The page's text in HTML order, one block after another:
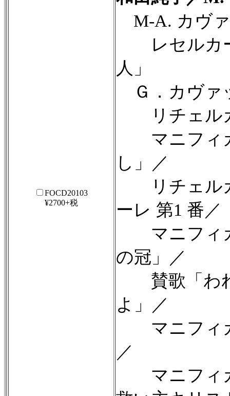
FOCD20103
¥2700+税
M-A. カヴ
レセルカー
人」
Ｇ．カヴァ
リチェルカ
マニフィカ
し」／
リチェルカ
ーレ 第1 番／
マニフィカ
の冠」／
賛歌「われ
よ」／
マニフィカ
／
マニフィカ